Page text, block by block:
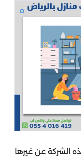
الشركة عن غيرها